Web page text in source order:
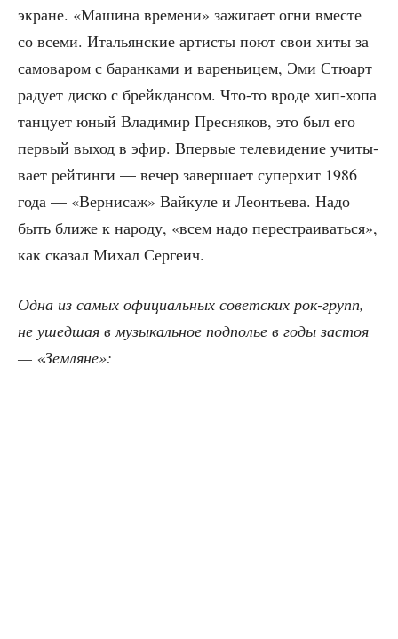
экране. «Маши­на вре­ме­ни» зажи­га­ет огни вме­сте
со все­ми. Ита­льян­ские арти­сты поют свои хиты за
само­ва­ром с баран­ка­ми и варе­ньи­цем, Эми Стю­арт
раду­ет дис­ко с брейк­дан­сом. Что-то вро­де хип-хопа
тан­цу­ет юный Вла­ди­мир Прес­ня­ков, это был его
пер­вый выход в эфир. Впер­вые теле­ви­де­ние учи­ты­
ва­ет рей­тин­ги — вечер завер­ша­ет супер­хит 1986
года — «Вер­ни­саж» Вай­ку­ле и Леон­тье­ва. Надо
быть бли­же к наро­ду, «всем надо пере­стра­и­вать­ся»,
как ска­зал Михал Сергеич.
Одна из самых офи­ци­аль­ных совет­ских рок-групп,
не ушед­шая в музы­каль­ное под­по­лье в годы застоя
— «Зем­ляне»: